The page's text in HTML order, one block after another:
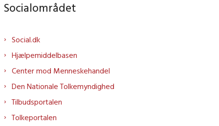
Socialområdet
Social.dk
Hjælpemiddelbasen
Center mod Menneskehandel
Den Nationale Tolkemyndighed
Tilbudsportalen
Tolkeportalen